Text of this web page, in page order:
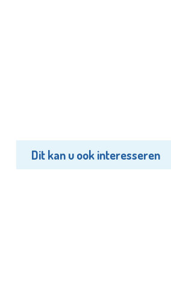
Dit kan u ook interesseren